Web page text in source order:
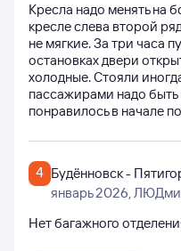
Кресла надо менять на
кресле слева второй
не мягкие. За три часа
остановках двери
холодные. Стояли
пассажирами надо быть
понравилось в начале
4 Будённовск -
январь 2026,
Нет багажного